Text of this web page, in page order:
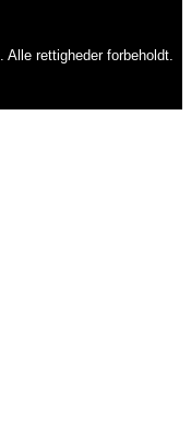
rettigheder forbeholdt.